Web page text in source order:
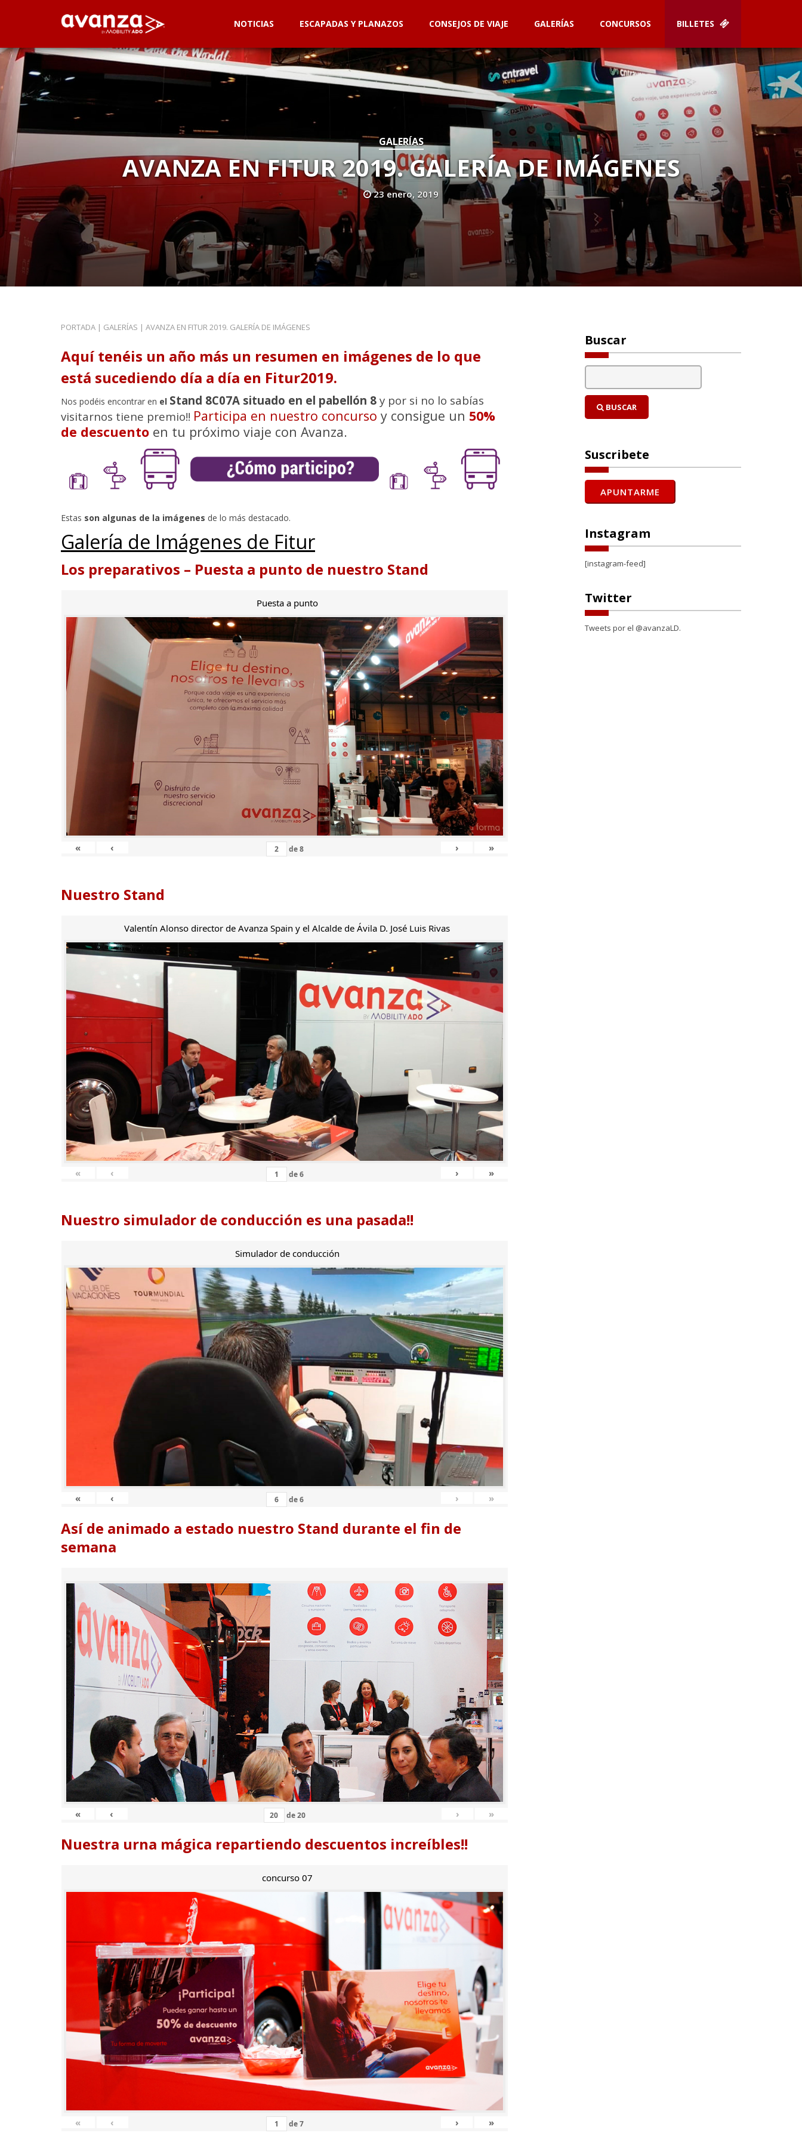
NOTICIAS ESCAPADAS Y PLANAZOS CONSEJOS DE VIAJE GALERÍAS CONCURSOS BILLETES
GALERÍAS
AVANZA EN FITUR 2019. GALERÍA DE IMÁGENES
23 enero, 2019
PORTADA | GALERÍAS | AVANZA EN FITUR 2019. GALERÍA DE IMÁGENES
Aquí tenéis un año más un resumen en imágenes de lo que
está sucediendo día a día en Fitur2019.
Nos podéis encontrar en el Stand 8C07A situado en el pabellón 8 y por si no lo sabías
visitarnos tiene premio!! Participa en nuestro concurso y consigue un 50%
de descuento en tu próximo viaje con Avanza.
Estas son algunas de la imágenes de lo más destacado.
Galería de Imágenes de Fitur
Los preparativos – Puesta a punto de nuestro Stand
Puesta a punto
« ‹ de8 › »
Nuestro Stand
Valentín Alonso director de Avanza Spain y el Alcalde de Ávila D. José Luis Rivas
« ‹ de6 › »
Nuestro simulador de conducción es una pasada!!
Simulador de conducción
« ‹ de6 › »
Así de animado a estado nuestro Stand durante el fin de
semana
« ‹ de20 › »
Nuestra urna mágica repartiendo descuentos increíbles!!
concurso 07
« ‹ de7 › »
Buscar
BUSCAR
Suscribete
Instagram
[instagram-feed]
Twitter
Tweets por el @avanzaLD.